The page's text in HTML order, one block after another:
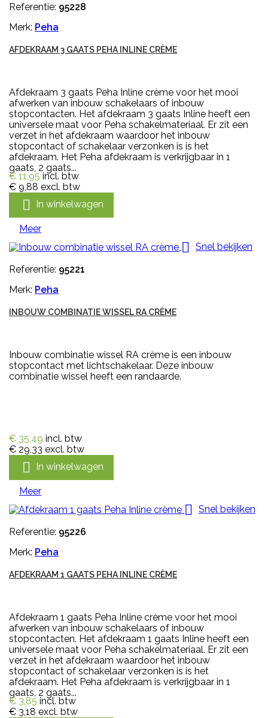
Referentie: 95228
Merk: Peha
AFDEKRAAM 3 GAATS PEHA INLINE CRÈME
Afdekraam 3 gaats Peha Inline crème voor het mooi
afwerken van inbouw schakelaars of inbouw
stopcontacten. Het afdekraam 3 gaats Inline heeft een
universele maat voor Peha schakelmateriaal. Er zit een
verzet in het afdekraam waardoor het inbouw
stopcontact of schakelaar verzonken is is het
afdekraam. Het Peha afdekraam is verkrijgbaar in 1
gaats, 2 gaats...
€ 11,95 incl. btw
€ 9,88 excl. btw
 In winkelwagen
Meer
 Snel bekijken
Referentie: 95221
Merk: Peha
INBOUW COMBINATIE WISSEL RA CRÈME
Inbouw combinatie wissel RA crème is een inbouw
stopcontact met lichtschakelaar. Deze inbouw
combinatie wissel heeft een randaarde.
€ 35,49 incl. btw
€ 29,33 excl. btw
 In winkelwagen
Meer
 Snel bekijken
Referentie: 95226
Merk: Peha
AFDEKRAAM 1 GAATS PEHA INLINE CRÈME
Afdekraam 1 gaats Peha Inline crème voor het mooi
afwerken van inbouw schakelaars of inbouw
stopcontacten. Het afdekraam 1 gaats Inline heeft een
universele maat voor Peha schakelmateriaal. Er zit een
verzet in het afdekraam waardoor het inbouw
stopcontact of schakelaar verzonken is is het
afdekraam. Het Peha afdekraam is verkrijgbaar in 1
gaats, 2 gaats...
€ 3,85 incl. btw
€ 3,18 excl. btw